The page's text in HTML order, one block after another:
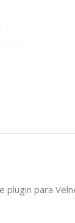
plugin para